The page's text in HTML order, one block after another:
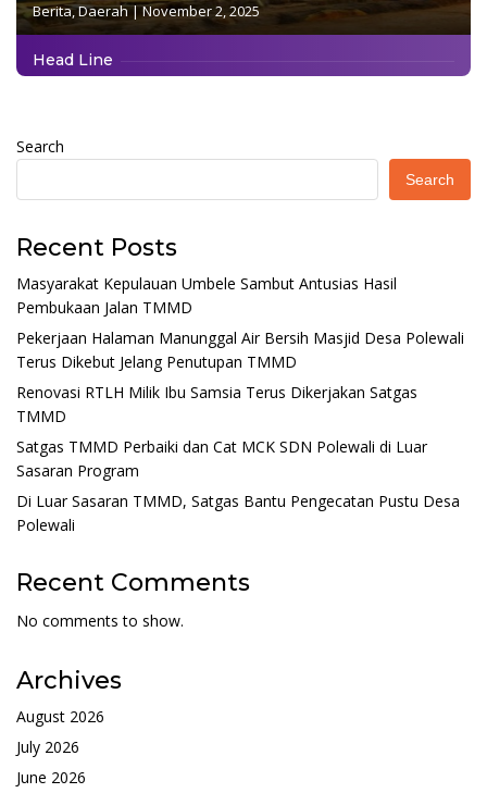
Berita,Daerah|November 2, 2025
Head Line
Search
Search
Recent Posts
Masyarakat Kepulauan Umbele Sambut Antusias Hasil
Pembukaan Jalan TMMD
Pekerjaan Halaman Manunggal Air Bersih Masjid Desa Polewali
Terus Dikebut Jelang Penutupan TMMD
Renovasi RTLH Milik Ibu Samsia Terus Dikerjakan Satgas
TMMD
Satgas TMMD Perbaiki dan Cat MCK SDN Polewali di Luar
Sasaran Program
Di Luar Sasaran TMMD, Satgas Bantu Pengecatan Pustu Desa
Polewali
Recent Comments
No comments to show.
Archives
August 2026
July 2026
June 2026